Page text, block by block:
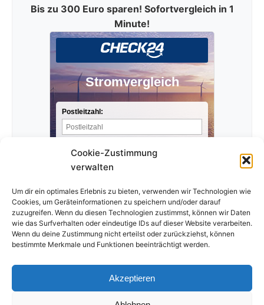
Cookie-Zustimmung
verwalten
Um dir ein optimales Erlebnis zu bieten, verwenden wir Technologien wie
Cookies, um Geräteinformationen zu speichern und/oder darauf
zuzugreifen. Wenn du diesen Technologien zustimmst, können wir Daten
wie das Surfverhalten oder eindeutige IDs auf dieser Website verarbeiten.
Wenn du deine Zustimmung nicht erteilst oder zurückziehst, können
bestimmte Merkmale und Funktionen beeinträchtigt werden.
Akzeptieren
Bis zu 300 Euro sparen! Sofortvergleich in 1
Minute!
Stromvergleich
Postleitzahl: